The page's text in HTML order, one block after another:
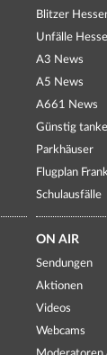
Blitzer
Unfälle
A3 News
A5 News
A661 News
Günstig
Parkhäuser
Flugplan
Schulausfälle
ON AIR
Sendungen
Aktionen
Videos
Webcams